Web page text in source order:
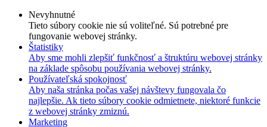
Nevyhnutné
Tieto súbory cookie nie sú voliteľné. Sú potrebné pre
fungovanie webovej stránky.
Štatistiky
Aby sme mohli zlepšiť funkčnosť a štruktúru webovej stránky
na základe spôsobu používania webovej stránky.
Používateľská spokojnosť
Aby naša stránka počas vašej návštevy fungovala čo
najlepšie. Ak tieto súbory cookie odmietnete, niektoré funkcie
z webovej stránky zmiznú.
Marketing